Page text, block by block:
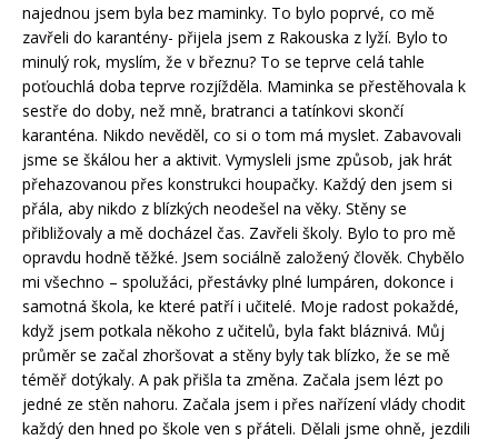
najednou jsem byla bez maminky. To bylo poprvé, co mě
zavřeli do karantény- přijela jsem z Rakouska z lyží. Bylo to
minulý rok, myslím, že v březnu? To se teprve celá tahle
poťouchlá doba teprve rozjížděla. Maminka se přestěhovala k
sestře do doby, než mně, bratranci a tatínkovi skončí
karanténa. Nikdo nevěděl, co si o tom má myslet. Zabavovali
jsme se škálou her a aktivit. Vymysleli jsme způsob, jak hrát
přehazovanou přes konstrukci houpačky. Každý den jsem si
přála, aby nikdo z blízkých neodešel na věky. Stěny se
přibližovaly a mě docházel čas. Zavřeli školy. Bylo to pro mě
opravdu hodně těžké. Jsem sociálně založený člověk. Chybělo
mi všechno – spolužáci, přestávky plné lumpáren, dokonce i
samotná škola, ke které patří i učitelé. Moje radost pokaždé,
když jsem potkala někoho z učitelů, byla fakt bláznivá. Můj
průměr se začal zhoršovat a stěny byly tak blízko, že se mě
téměř dotýkaly. A pak přišla ta změna. Začala jsem lézt po
jedné ze stěn nahoru. Začala jsem i přes nařízení vlády chodit
každý den hned po škole ven s přáteli. Dělali jsme ohně, jezdili